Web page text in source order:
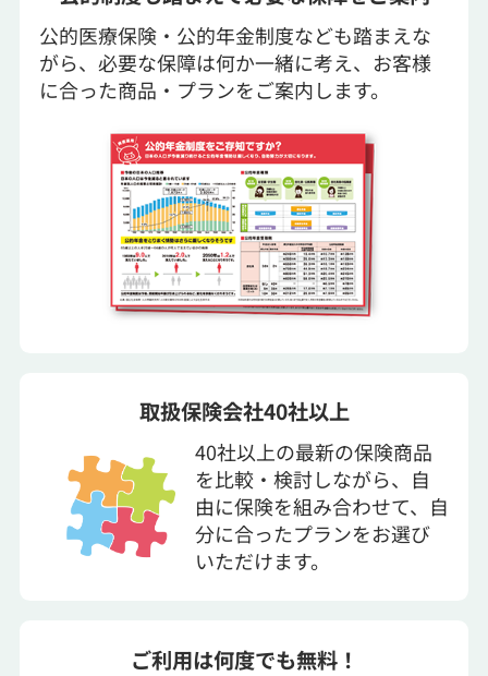
公的医療保険・公的年金制度なども踏まえな
がら、必要な保障は何か一緒に考え、お客様
に合った商品・プランをご案内します。
40社以上の最新の保険商品
を比較・検討しながら、自
由に保険を組み合わせて、自
分に合ったプランをお選び
いただけます。
取扱保険会社40社以上
ご利用は何度でも無料！